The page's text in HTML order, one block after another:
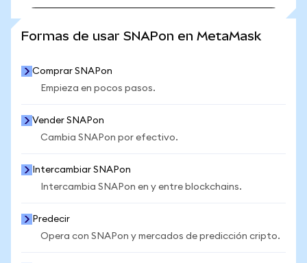
Formas de usar SNAPon en MetaMask
Comprar SNAPon
Empieza en pocos pasos.
Vender SNAPon
Cambia SNAPon por efectivo.
Intercambiar SNAPon
Intercambia SNAPon en y entre blockchains.
Predecir
Opera con SNAPon y mercados de predicción cripto.